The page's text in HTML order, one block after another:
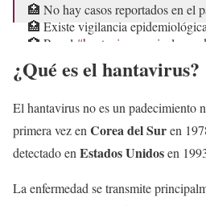
🏥 No hay casos reportados en el
🏥 Existe vigilancia
🏥 Por el #hantavirus
, a nivel
defunciones.
🏥 Sobre el… pic.twitter.com/
— Once Noticias
¿Qué es el hantavirus?
El hantavirus no es un padecimiento
primera vez en Corea del Suren
detectado en Estados Unidosen
La enfermedad se transmite